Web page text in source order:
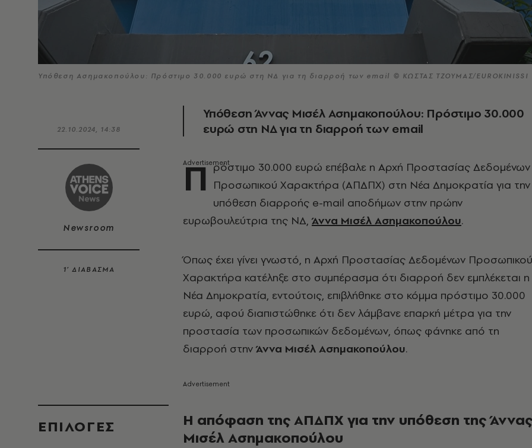
Υπόθεση Ασημακοπούλου: Πρόστιμο 30.000 ευρώ στη ΝΔ για τη διαρροή των email © ΚΩΣΤΑΣ ΤΖΟΥΜΑΣ/EUROKINISSI
22.10.2024, 14:38
Newsroom
1’ ΔΙΑΒΑΣΜΑ
EΠΙΛΟΓΈΣ
Υπόθεση Άννας Μισέλ Ασημακοπούλου: Πρόστιμο 30.000
ευρώ στη ΝΔ για τη διαρροή των email
Π ρόστιμο 30.000 ευρώ επέβαλε η Αρχή Προστασίας Δεδομένων
Προσωπικού Χαρακτήρα (ΑΠΔΠΧ) στη Νέα Δημοκρατία για την
υπόθεση διαρροής e-mail αποδήμων στην πρώην
ευρωβουλεύτρια της ΝΔ, Άννα Μισέλ Ασημακοπούλου.
Όπως έχει γίνει γνωστό, η Αρχή Προστασίας Δεδομένων Προσωπικού
Χαρακτήρα κατέληξε στο συμπέρασμα ότι διαρροή δεν εμπλέκεται η
Νέα Δημοκρατία, εντούτοις, επιβλήθηκε στο κόμμα πρόστιμο 30.000
ευρώ, αφού διαπιστώθηκε ότι δεν λάμβανε επαρκή μέτρα για την
προστασία των προσωπικών δεδομένων, όπως φάνηκε από τη
διαρροή στην Άννα Μισέλ Ασημακοπούλου.
Η απόφαση της ΑΠΔΠΧ για την υπόθεση της Άννας
Μισέλ Ασημακοπούλου